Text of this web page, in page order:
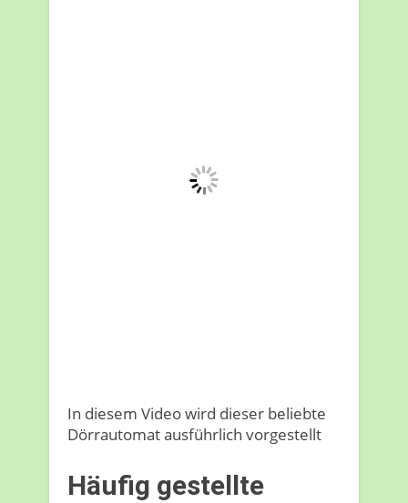
In diesem Video wird dieser beliebte
Dörrautomat ausführlich vorgestellt
Häufig gestellte